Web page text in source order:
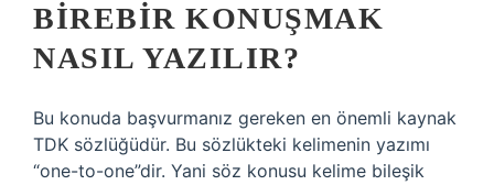
BIREBIR KONUŞMAK
NASIL YAZILIR?
Bu konuda başvurmanız gereken en önemli kaynak
TDK sözlüğüdür. Bu sözlükteki kelimenin yazımı
“one-to-one”dir. Yani söz konusu kelime bileşik